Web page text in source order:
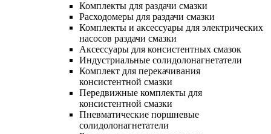
Комплекты для раздачи смазки
Расходомеры для раздачи смазки
Комплекты и аксессуары для электрических
насосов раздачи смазки
Аксессуары для консистентных смазок
Индустриальные солидолонагнетатели
Комплект для перекачивания
консистентной смазки
Передвижные комплекты для
консистентной смазки
Пневматические поршневые
солидолонагнетатели